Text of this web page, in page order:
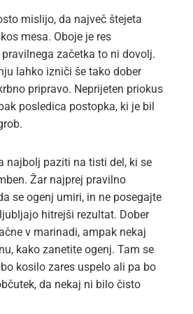
mislijo, da največ štejeta
mesa. Oboje je res
začetka to ni dovolj.
lahko izniči še tako dober
pripravo. Neprijeten priokus
posledica postopka, ki je bil
najbolj paziti na tisti del, ki se
Žar najprej pravilno
se ogenj umiri, in ne posegajte
hitrejši rezultat. Dober
v marinadi, ampak nekaj
kako zanetite ogenj. Tam se
kosilo zares uspelo ali pa bo
da nekaj ni bilo čisto